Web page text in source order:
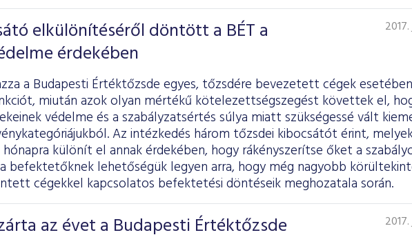
elkülönítéséről döntött a BÉT a
érdekében
a Budapesti Értéktőzsde egyes, tőzsdére bevezetett cégek
miután azok olyan mértékű kötelezettségszegést követtek el,
védelme és a szabályzatsértés súlya miatt szükségessé vált
Az intézkedés három tőzsdei kibocsátót érint,
hónapra különít el annak érdekében, hogy rákényszerítse őket a
befektetőknek lehetőségük legyen arra, hogy még nagyobb
cégekkel kapcsolatos befektetési döntéseik meghozatala során.
az évet a Budapesti Értéktőzsde